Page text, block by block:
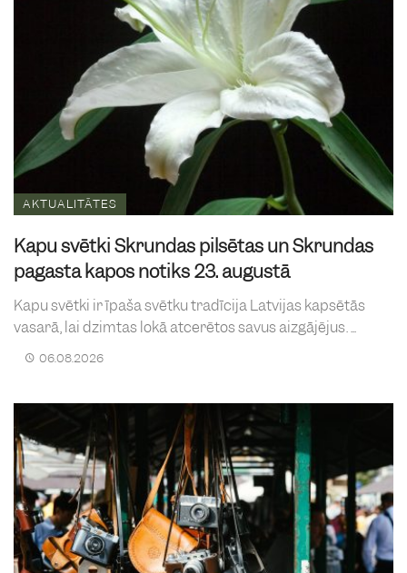
AKTUALITĀTES
Kapu svētki Skrundas pilsētas un Skrundas
pagasta kapos notiks 23. augustā
Kapu svētki ir īpaša svētku tradīcija Latvijas kapsētās
vasarā, lai dzimtas lokā atcerētos savus aizgājējus. ...
06.08.2026